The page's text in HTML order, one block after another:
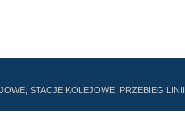
STACJE KOLEJOWE, PRZEBIEG LINII